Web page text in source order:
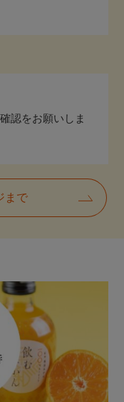
認をお願いしま
まで